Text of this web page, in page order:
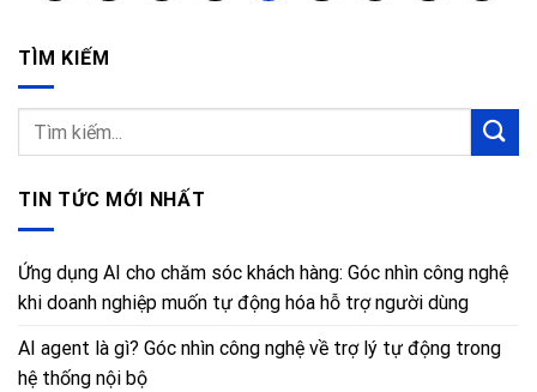
TÌM KIẾM
TIN TỨC MỚI NHẤT
Ứng dụng AI cho chăm sóc khách hàng: Góc nhìn công nghệ
khi doanh nghiệp muốn tự động hóa hỗ trợ người dùng
AI agent là gì? Góc nhìn công nghệ về trợ lý tự động trong
hệ thống nội bộ